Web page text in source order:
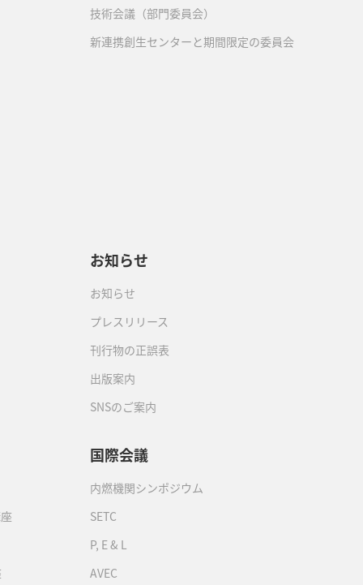
技術会議（部門委員会）
新連携創生センターと期間限定の委員会
お知らせ
お知らせ
プレスリリース
刊行物の正誤表
出版案内
SNSのご案内
国際会議
内燃機関シンポジウム
SETC
P, E & L
AVEC